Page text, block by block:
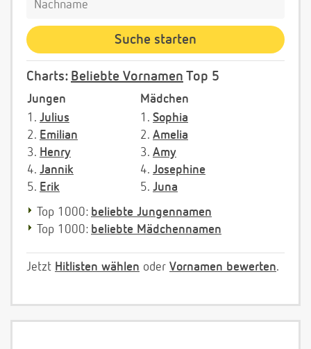
Charts: Beliebte Vornamen Top 5
Jungen
Mädchen
1. Julius
2. Emilian
3. Henry
4. Jannik
5. Erik
1. Sophia
2. Amelia
3. Amy
4. Josephine
5. Juna
Top 1000: beliebte Jungennamen
Top 1000: beliebte Mädchennamen
Jetzt Hitlisten wählen oder Vornamen bewerten.